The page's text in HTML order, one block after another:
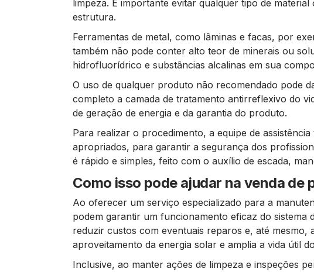
limpeza. É importante evitar qualquer tipo de
estrutura.
Ferramentas de metal, como lâminas e facas, por
também não pode conter alto teor de minerais ou
hidrofluorídrico e substâncias alcalinas em sua
O uso de qualquer produto não recomendado pode
completo a camada de tratamento antirreflexivo do
de geração de energia e da garantia do produto.
Para realizar o procedimento, a equipe de
apropriados, para garantir a segurança dos
é rápido e simples, feito com o auxílio de escada,
Como isso pode ajudar na venda de
Ao oferecer um serviço especializado para a
podem garantir um funcionamento eficaz do sistema
reduzir custos com eventuais reparos e, até mesmo,
aproveitamento da energia solar e amplia a vida útil
Inclusive, ao manter ações de limpeza e inspeções